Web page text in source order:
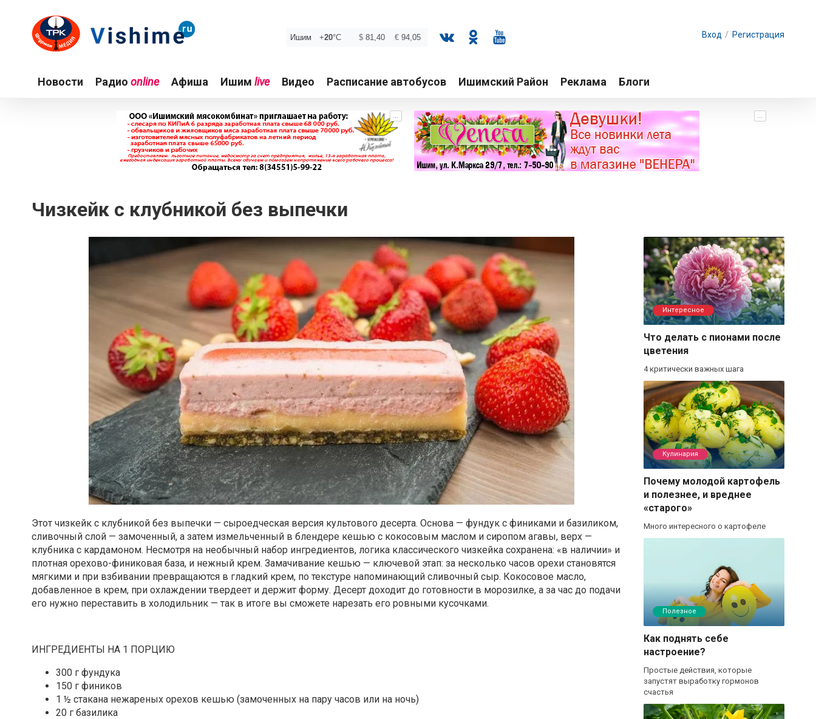
Вход / Регистрация
Новости Радио online Афиша Ишим live Видео Расписание автобусов Ишимский Район Реклама Блоги
... ...
Чизкейк с клубникой без выпечки
Этот чизкейк с клубникой без выпечки — сыроедческая версия культового десерта. Основа — фундук с финиками и базиликом,
сливочный слой — замоченный, а затем измельченный в блендере кешью с кокосовым маслом и сиропом агавы, верх —
клубника с кардамоном. Несмотря на необычный набор ингредиентов, логика классического чизкейка сохранена: «в наличии» и
плотная орехово-финиковая база, и нежный крем. Замачивание кешью — ключевой этап: за несколько часов орехи становятся
мягкими и при взбивании превращаются в гладкий крем, по текстуре напоминающий сливочный сыр. Кокосовое масло,
добавленное в крем, при охлаждении твердеет и держит форму. Десерт доходит до готовности в морозилке, а за час до подачи
его нужно переставить в холодильник — так в итоге вы сможете нарезать его ровными кусочками.
ИНГРЕДИЕНТЫ НА 1 ПОРЦИЮ
300 г фундука
150 г фиников
1 ½ стакана нежареных орехов кешью (замоченных на пару часов или на ночь)
20 г базилика
Интересное
Что делать с пионами после
цветения
4 критически важных шага
Кулинария
Почему молодой картофель
и полезнее, и вреднее
«старого»
Много интересного о картофеле
Полезное
Как поднять себе
настроение?
Простые действия, которые
запустят выработку гормонов
счастья